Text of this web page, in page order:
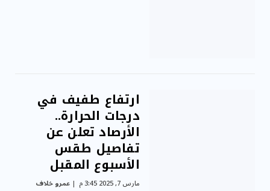
ارتفاع طفيف في
درجات الحرارة..
الأرصاد تعلن عن
تفاصيل طقس
الأسبوع المقبل
مارس 7, 2025 3:45 م عمرو خلاف